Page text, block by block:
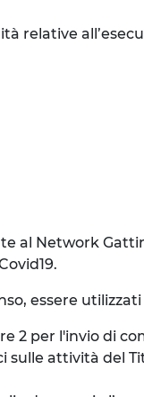
relative
al Network
essere
2 per l'invio di
attività del